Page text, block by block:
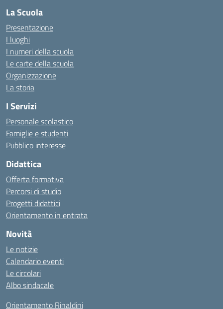
La Scuola
Presentazione
I luoghi
I numeri della scuola
Le carte della scuola
Organizzazione
La storia
I Servizi
Personale scolastico
Famiglie e studenti
Pubblico interesse
Didattica
Offerta formativa
Percorsi di studio
Progetti didattici
Orientamento in entrata
Novità
Le notizie
Calendario eventi
Le circolari
Albo sindacale
Orientamento Rinaldini